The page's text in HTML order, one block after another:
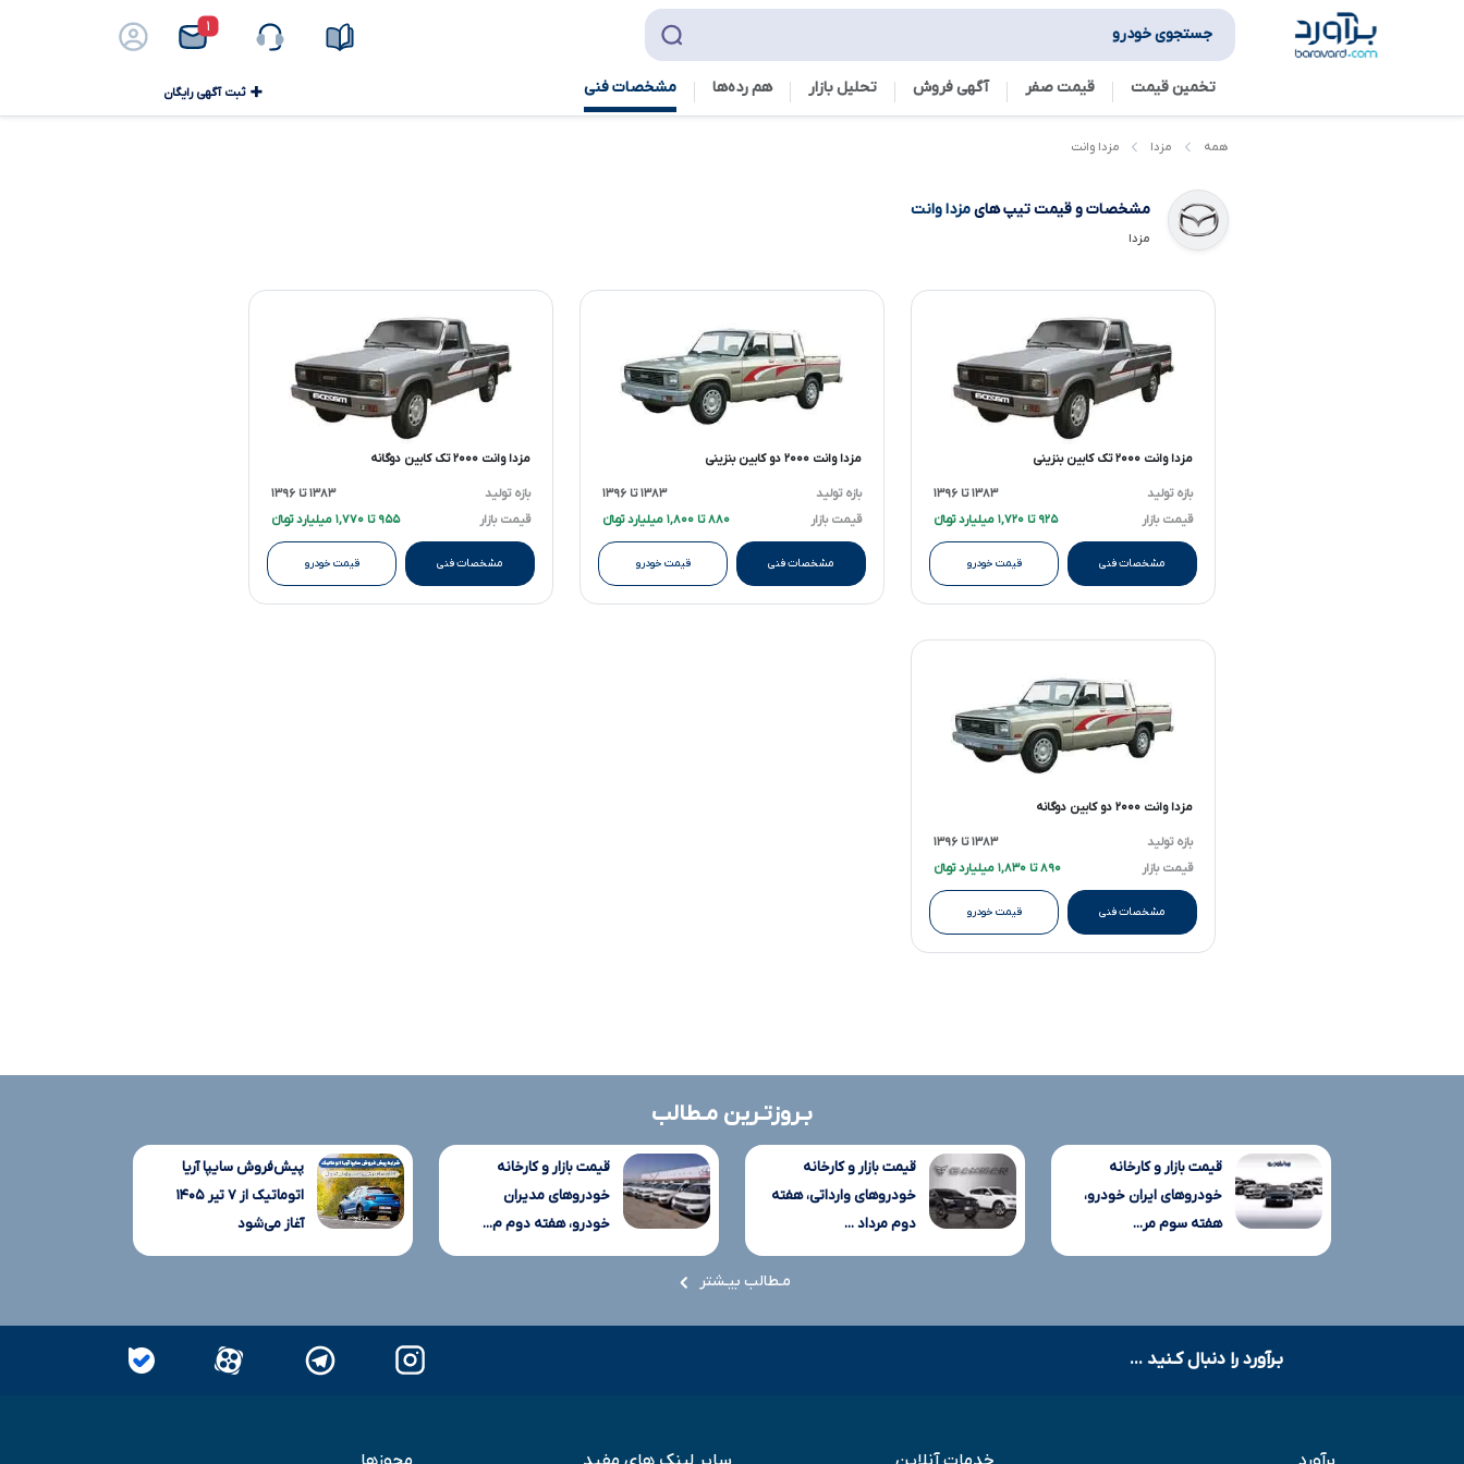
۱ جستجوی خودرو
تخمین قیمت قیمت صفر آگهی فروش تحلیل بازار هم رده‌ها‌ مشخصات فنی ثبت آگهی رایگان
همه مزدا مزدا وانت
مشخصات و قیمت تیپ هایمزدا وانت
مزدا
مزدا وانت ۲۰۰۰ تک کابین بنزینی
بازه تولید
۱۳۸۳ تا ۱۳۹۶
قیمت بازار
۹۲۵ تا ۱,۷۲۰ میلیارد تومانءءء
مشخصات فنی قیمت خودرو
مزدا وانت ۲۰۰۰ دو کابین بنزینی
بازه تولید
۱۳۸۳ تا ۱۳۹۶
قیمت بازار
۸۸۰ تا ۱,۸۰۰ میلیارد تومانءءء
مشخصات فنی قیمت خودرو
مزدا وانت ۲۰۰۰ تک کابین دوگانه
بازه تولید
۱۳۸۳ تا ۱۳۹۶
قیمت بازار
۹۵۵ تا ۱,۷۷۰ میلیارد تومانءءء
مشخصات فنی قیمت خودرو
مزدا وانت ۲۰۰۰ دو کابین دوگانه
بازه تولید
۱۳۸۳ تا ۱۳۹۶
قیمت بازار
۸۹۰ تا ۱,۸۳۰ میلیارد تومانءءء
مشخصات فنی قیمت خودرو
بـروزتـرین مـطالب
قیمت بازار و کارخانه
خودروهای ایران خودرو،
هفته سوم مر...
قیمت بازار و کارخانه
خودروهای وارداتی، هفته
دوم مرداد ...
قیمت بازار و کارخانه
خودروهای مدیران
خودرو، هفته دوم م...
پیش‌فروش سایپا آریا
اتوماتیک از ۷ تیر ۱۴۰۵
آغاز می‌شود
مـطالب بیـشتر
بـرآورد را دنبال کـنید ...